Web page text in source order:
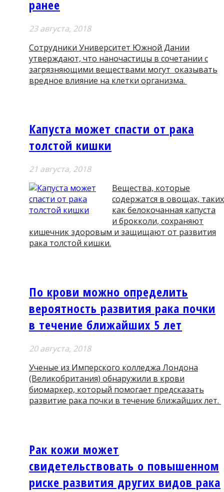
ранее
23 августа, 2018
Сотрудники Университет Южной Дании
утверждают, что наночастицы в сочетании с
загрязняющими веществами могут оказывать
вредное влияние на клетки организма.
Капуста может спасти от рака
толстой кишки
21 августа, 2018
Вещества, которые
содержатся в овощах, таких
как белокочанная капуста
и брокколи, сохраняют
кишечник здоровым и защищают от развития
рака толстой кишки.
По крови можно определить
вероятность развития рака почки
в течение ближайших 5 лет
20 августа, 2018
Ученые из Имперского колледжа Лондона
(Великобритания) обнаружили в крови
биомаркер, который помогает предсказать
развитие рака почки в течение ближайших лет.
Рак кожи может
свидетельствовать о повышенном
риске развития других видов рака